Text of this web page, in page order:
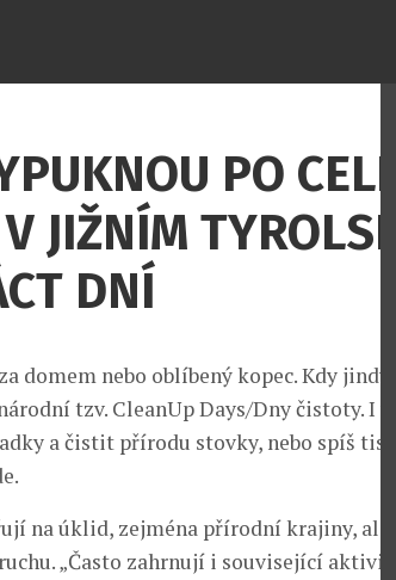
PO
JIŽNÍM
DNÍ
nebo oblíbený kopec. Kdy jindy,
tzv. CleanUp Days/Dny čistoty. I v
a čistit přírodu stovky, nebo spíš
na úklid, zejména přírodní krajiny, ale
„Často zahrnují i související aktivity